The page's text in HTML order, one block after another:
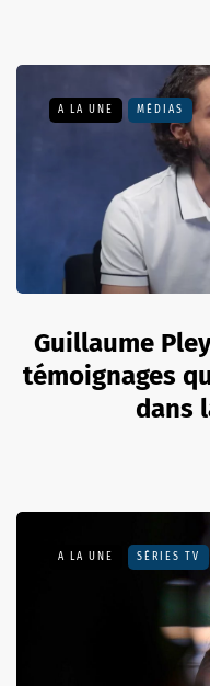
A LA UNE MÉDIAS
Guillaume
témoignages
dans
A LA UNE SÉRIES TV